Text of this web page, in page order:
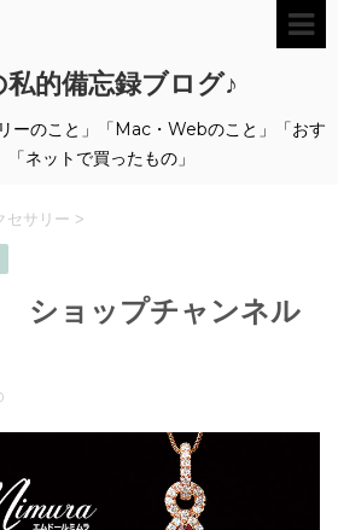
的備忘録ブログ♪
ーのこと」「Mac・Webのこと」「おす
「ネットで買ったもの」
セサリー >
ショップチャンネル